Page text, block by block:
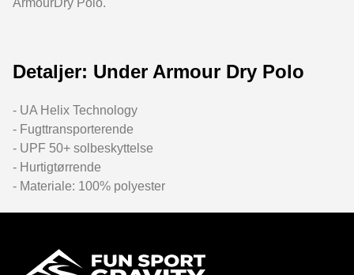
ArmourDry Polo.
Detaljer: Under Armour Dry Polo
- UA Helix Technology
- Fugttransporterende
- UPF 50+ solbeskyttelse
- Hurtigtørrende
- Materiale: 100% polyester